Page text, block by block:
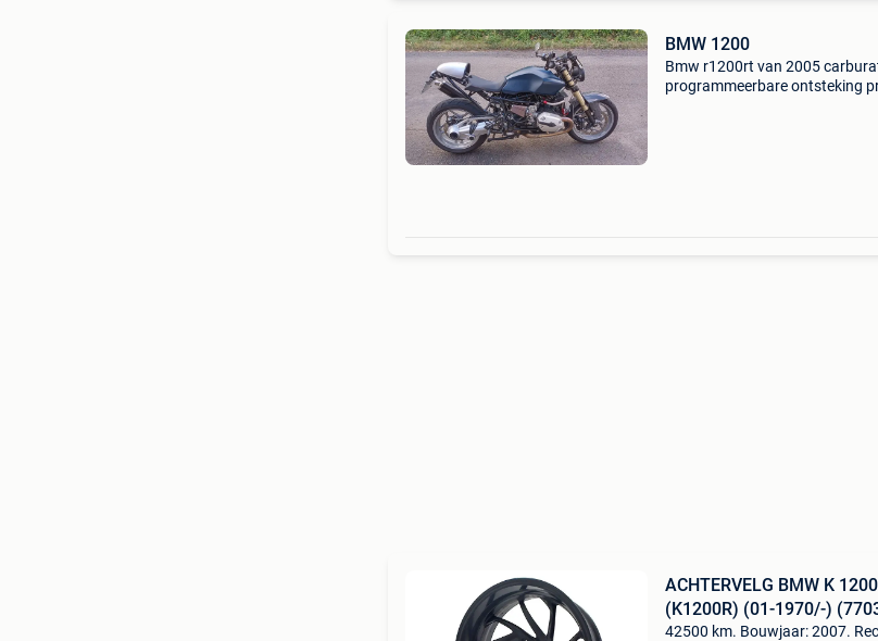
BMW 1200
Bmw r1200rt van 2005
programmeerbare ontsteking
ACHTERVELG BMW K
(K1200R) (01-1970/-)
42500 km. Bouwjaar: 2007.